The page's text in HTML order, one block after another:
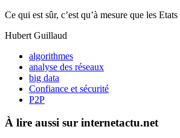
Ce qui est sûr, c’est qu’à mesure que les
Hubert Guillaud
algorithmes
analyse des réseaux
big data
Confiance et sécurité
P2P
À lire aussi sur internetactu.net